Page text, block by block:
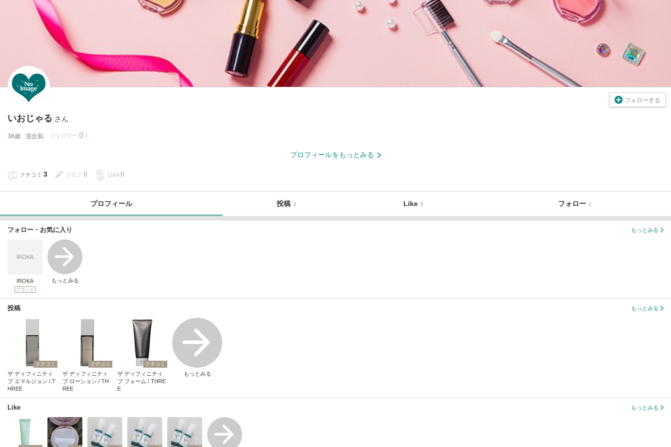
フォローする
いおじゃる さん
38歳 混合肌 フォロワー 0
プロフィールをもっとみる
クチコミ 3 ブログ 0 Q&A 0
プロフィール 投稿 3 Like 5 フォロー 1
フォロー・お気に入り もっとみる
IROKA
IROKA
ブランド
もっとみる
投稿 もっとみる
クチコミ
ザ ディフィニティ
ブ エマルジョン / T
HREE
クチコミ
ザ ディフィニティ
ブ ローション / TH
REE
クチコミ
ザ ディフィニティ
ブ フォーム / THRE
E
もっとみる
Like もっとみる